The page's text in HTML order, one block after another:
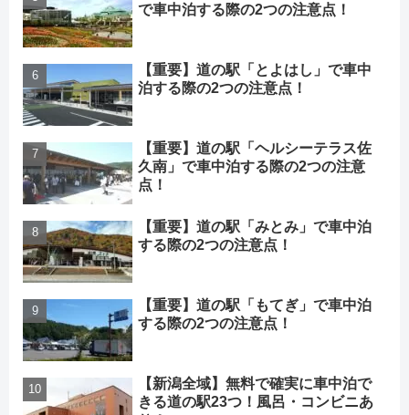
で車中泊する際の2つの注意点！
【重要】道の駅「とよはし」で車中
泊する際の2つの注意点！
【重要】道の駅「ヘルシーテラス佐
久南」で車中泊する際の2つの注意
点！
【重要】道の駅「みとみ」で車中泊
する際の2つの注意点！
【重要】道の駅「もてぎ」で車中泊
する際の2つの注意点！
【新潟全域】無料で確実に車中泊で
きる道の駅23つ！風呂・コンビニあ